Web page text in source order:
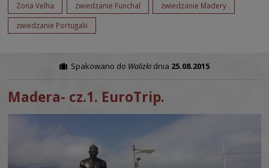
Zona Velha zwiedzanie Funchal zwiedzanie Madery
zwiedzanie Portugalii
Spakowano do Walizkidnia 25.08.2015
Madera- cz.1. EuroTrip.